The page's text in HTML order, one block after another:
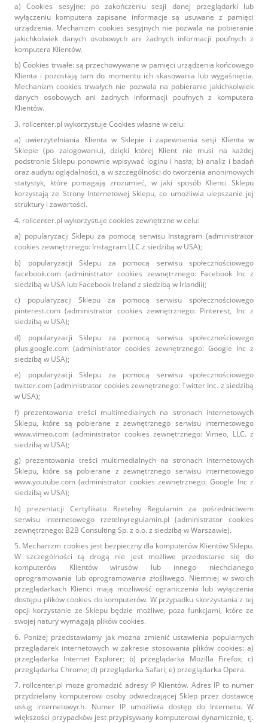
a) Cookies sesyjne: po zakończeniu sesji danej przeglądarki lub
wyłączeniu komputera zapisane informacje są usuwane z pamięci
urządzenia. Mechanizm cookies sesyjnych nie pozwala na pobieranie
jakichkolwiek danych osobowych ani żadnych informacji poufnych z
komputera Klientów.
b) Cookies trwałe: są przechowywane w pamięci urządzenia końcowego
Klienta i pozostają tam do momentu ich skasowania lub wygaśnięcia.
Mechanizm cookies trwałych nie pozwala na pobieranie jakichkolwiek
danych osobowych ani żadnych informacji poufnych z komputera
Klientów.
3. rollcenter.pl wykorzystuje Cookies własne w celu:
a) uwierzytelniania Klienta w Sklepie i zapewnienia sesji Klienta w
Sklepie (po zalogowaniu), dzięki której Klient nie musi na każdej
podstronie Sklepu ponownie wpisywać loginu i hasła; b) analiz i badań
oraz audytu oglądalności, a w szczególności do tworzenia anonimowych
statystyk, które pomagają zrozumieć, w jaki sposób Klienci Sklepu
korzystają ze Strony Internetowej Sklepu, co umożliwia ulepszanie jej
struktury i zawartości.
4. rollcenter.pl wykorzystuje cookies zewnętrzne w celu:
a) popularyzacji Sklepu za pomocą serwisu Instagram (administrator
cookies zewnętrznego: Instagram LLC.z siedzibą w USA);
b) popularyzacji Sklepu za pomocą serwisu społecznościowego
facebook.com (administrator cookies zewnętrznego: Facebook Inc z
siedzibą w USA lub Facebook Ireland z siedzibą w Irlandii);
c) popularyzacji Sklepu za pomocą serwisu społecznościowego
pinterest.com (administrator cookies zewnętrznego: Pinterest, Inc z
siedzibą w USA);
d) popularyzacji Sklepu za pomocą serwisu społecznościowego
plus.google.com (administrator cookies zewnętrznego: Google Inc z
siedzibą w USA);
e) popularyzacji Sklepu za pomocą serwisu społecznościowego
twitter.com (administrator cookies zewnętrznego: Twitter Inc. z siedzibą
w USA);
f) prezentowania treści multimedialnych na stronach internetowych
Sklepu, które są pobierane z zewnętrznego serwisu internetowego
www.vimeo.com (administrator cookies zewnętrznego: Vimeo, LLC. z
siedzibą w USA);
g) prezentowania treści multimedialnych na stronach internetowych
Sklepu, które są pobierane z zewnętrznego serwisu internetowego
www.youtube.com (administrator cookies zewnętrznego: Google Inc z
siedzibą w USA);
h) prezentacji Certyfikatu Rzetelny Regulamin za pośrednictwem
serwisu internetowego rzetelnyregulamin.pl (administrator cookies
zewnętrznego: B2B Consulting Sp. z o.o. z siedzibą w Warszawie).
5. Mechanizm cookies jest bezpieczny dla komputerów Klientów Sklepu.
W szczególności tą drogą nie jest możliwe przedostanie się do
komputerów Klientów wirusów lub innego niechcianego
oprogramowania lub oprogramowania złośliwego. Niemniej w swoich
przeglądarkach Klienci mają możliwość ograniczenia lub wyłączenia
dostępu plików cookies do komputerów. W przypadku skorzystania z tej
opcji korzystanie ze Sklepu będzie możliwe, poza funkcjami, które ze
swojej natury wymagają plików cookies.
6. Poniżej przedstawiamy jak można zmienić ustawienia popularnych
przeglądarek internetowych w zakresie stosowania plików cookies: a)
przeglądarka Internet Explorer; b) przeglądarka Mozilla Firefox; c)
przeglądarka Chrome; d) przeglądarka Safari; e) przeglądarka Opera.
7. rollcenter.pl może gromadzić adresy IP Klientów. Adres IP to numer
przydzielany komputerowi osoby odwiedzającej Sklep przez dostawcę
usług internetowych. Numer IP umożliwia dostęp do Internetu. W
większości przypadków jest przypisywany komputerowi dynamicznie, tj.